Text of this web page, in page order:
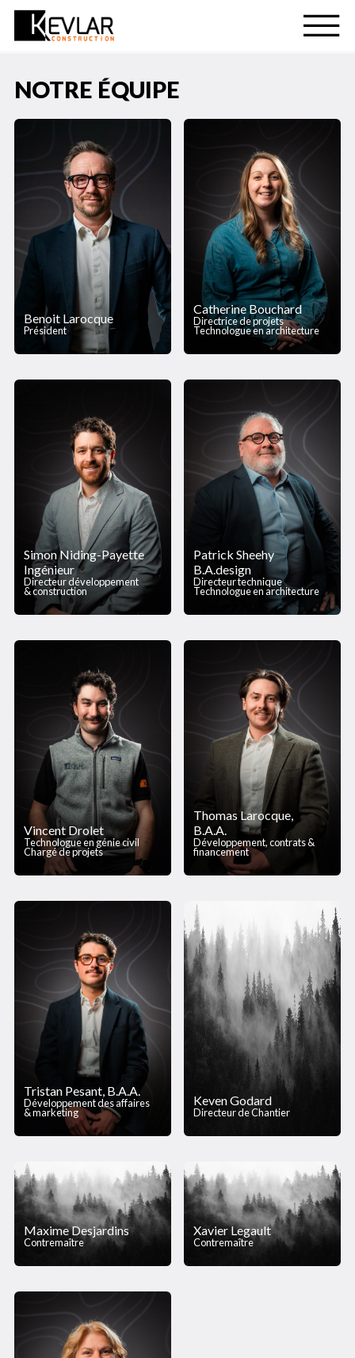
NOTRE ÉQUIPE
Benoit Larocque
Président
Catherine Bouchard
Directrice de projets
Technologue en architecture
Simon Niding-Payette
Ingénieur
Directeur développement
& construction
Patrick Sheehy
B.A.design
Directeur technique
Technologue en architecture
Vincent Drolet
Technologue en génie civil
Chargé de projets
Thomas Larocque,
B.A.A.
Développement, contrats &
financement
Tristan Pesant, B.A.A.
Développement des affaires
& marketing
Keven Godard
Directeur de Chantier
Maxime Desjardins
Contremaître
Xavier Legault
Contremaître